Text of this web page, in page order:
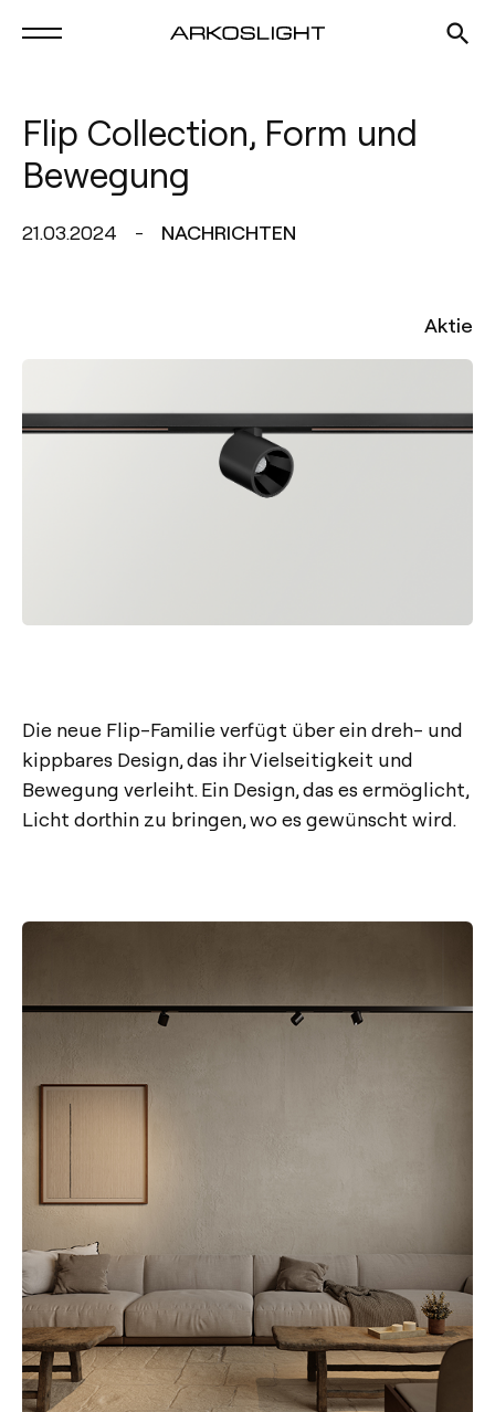
Flip Collection, Form und
Bewegung
21.03.2024 NACHRICHTEN
Aktie
Die neue Flip-Familie verfügt über ein dreh- und
kippbares Design, das ihr Vielseitigkeit und
Bewegung verleiht. Ein Design, das es ermöglicht,
Licht dorthin zu bringen, wo es gewünscht wird.